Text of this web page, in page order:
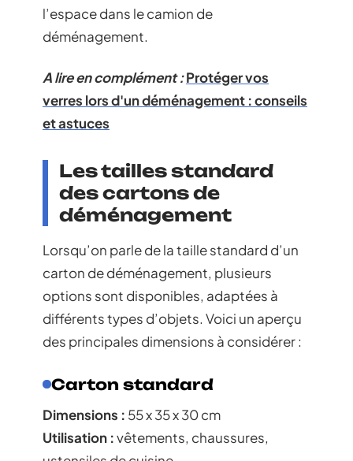
l’espace dans le camion de
déménagement.
A lire en complément :Protéger vos
verres lors d'un déménagement : conseils
et astuces
Les tailles standard
des cartons de
déménagement
Lorsqu’on parle de la taille standard d’un
carton de déménagement, plusieurs
options sont disponibles, adaptées à
différents types d’objets. Voici un aperçu
des principales dimensions à considérer :
Carton standard
Dimensions : 55 x 35 x 30 cm
Utilisation :vêtements, chaussures,